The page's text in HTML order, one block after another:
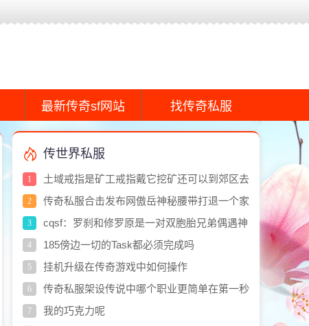
最新传奇sf网站 找传奇私服
传世界私服
1
土域戒指是矿工戒指戴它挖矿还可以到郊区去
挖矿能提高矿石纯度
2
传奇私服合击发布网傲岳神秘腰带打退一个家
族不比神秘腰带差
3
cqsf：罗刹和修罗原是一对双胞胎兄弟偶遇神
魔之战改变命运
4 185傍边一切的Task都必须完成吗
5 挂机升级在传奇游戏中如何操作
6
传奇私服架设传说中哪个职业更简单在第一秒
Start
7 我的巧克力呢